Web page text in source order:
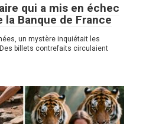
qui a mis en échec
la Banque de France
un mystère inquiétait les
billets contrefaits circulaient